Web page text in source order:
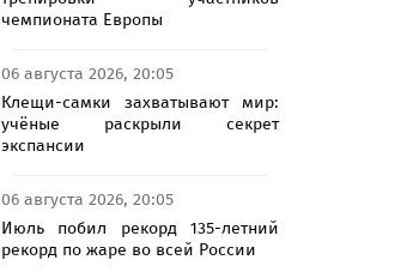
чемпионата Европы
06 августа 2026, 20:05
Клещи-самки захватывают мир:
учёные раскрыли секрет
экспансии
06 августа 2026, 20:05
Июль побил рекорд 135-летний
рекорд по жаре во всей России